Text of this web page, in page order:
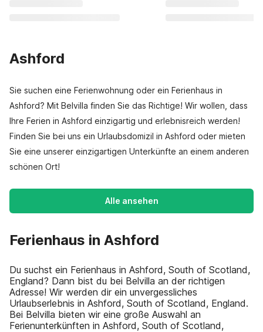
Ashford
Sie suchen eine Ferienwohnung oder ein Ferienhaus in
Ashford? Mit Belvilla finden Sie das Richtige! Wir wollen, dass
Ihre Ferien in Ashford einzigartig und erlebnisreich werden!
Finden Sie bei uns ein Urlaubsdomizil in Ashford oder mieten
Sie eine unserer einzigartigen Unterkünfte an einem anderen
schönen Ort!
Alle ansehen
Ferienhaus in Ashford
Du suchst ein Ferienhaus in Ashford, South of Scotland,
England? Dann bist du bei Belvilla an der richtigen
Adresse! Wir werden dir ein unvergessliches
Urlaubserlebnis in Ashford, South of Scotland, England.
Bei Belvilla bieten wir eine große Auswahl an
Ferienunterkünften in Ashford, South of Scotland,